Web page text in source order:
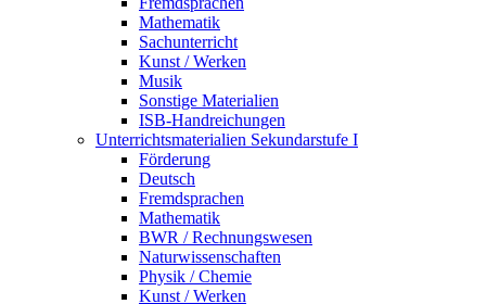
Mathematik
Sachunterricht
Kunst / Werken
Musik
Sonstige Materialien
ISB-Handreichungen
Unterrichtsmaterialien Sekundarstufe I
Förderung
Deutsch
Fremdsprachen
Mathematik
BWR / Rechnungswesen
Naturwissenschaften
Physik / Chemie
Kunst / Werken